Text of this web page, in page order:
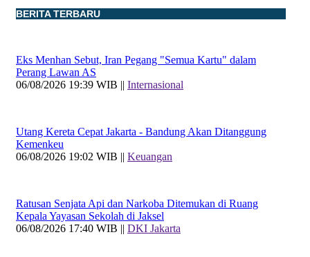
BERITA TERBARU
Eks Menhan Sebut, Iran Pegang "Semua Kartu" dalam
Perang Lawan AS
06/08/2026 19:39 WIB || Internasional
Utang Kereta Cepat Jakarta - Bandung Akan Ditanggung
Kemenkeu
06/08/2026 19:02 WIB || Keuangan
Ratusan Senjata Api dan Narkoba Ditemukan di Ruang
Kepala Yayasan Sekolah di Jaksel
06/08/2026 17:40 WIB || DKI Jakarta